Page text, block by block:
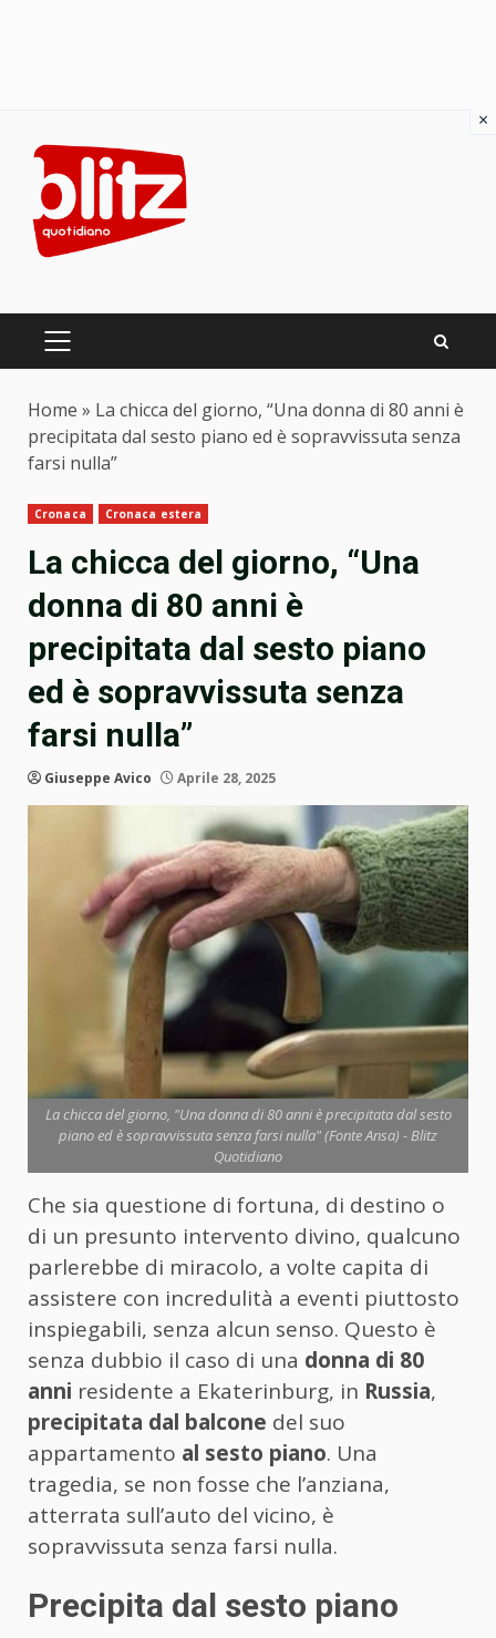
content
PRIMARY
Home » La chicca del giorno, “Una donna di 80 anni è
precipitata dal sesto piano ed è sopravvissuta senza
farsi nulla”
Cronaca Cronaca estera
La chicca del giorno, “Una
donna di 80 anni è
precipitata dal sesto piano
ed è sopravvissuta senza
farsi nulla”
Giuseppe Avico Aprile 28, 2025
La chicca del giorno, "Una donna di 80 anni è precipitata dal sesto
piano ed è sopravvissuta senza farsi nulla" (Fonte Ansa) - Blitz
Quotidiano
Che sia questione di fortuna, di destino o
di un presunto intervento divino, qualcuno
parlerebbe di miracolo, a volte capita di
assistere con incredulità a eventi piuttosto
inspiegabili, senza alcun senso. Questo è
senza dubbio il caso di una donna di 80
anni residente a Ekaterinburg, in Russia,
precipitata dal balcone del suo
appartamento al sesto piano. Una
tragedia, se non fosse che l’anziana,
atterrata sull’auto del vicino, è
sopravvissuta senza farsi nulla.
Precipita dal sesto piano
×